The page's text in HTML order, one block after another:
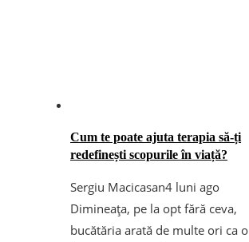
Cum te poate ajuta terapia să-ți
redefinești scopurile în viață?
Sergiu Macicasan4 luni ago
Dimineața, pe la opt fără ceva,
bucătăria arată de multe ori ca o